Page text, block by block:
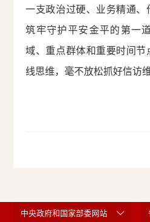
一支政治过硬、业务精通、
筑牢守护平安金平的第一
域、重点群体和重要时间
线思维，毫不放松抓好信访
中央政府和国家部委网站